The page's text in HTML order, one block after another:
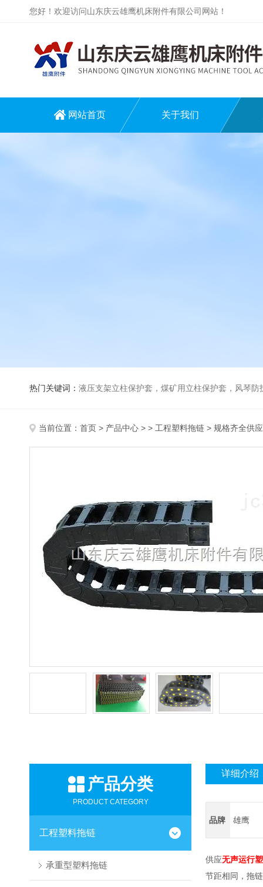
您好！欢迎访问山东庆云雄鹰机床附件有限公司网站！
网站首页 关于我们
热门关键词： 液压支架立柱保护套，煤矿用立柱保护套，风琴
当前位置： 首页 > 产品中心 > > 工程塑料拖链 > 规格齐全供
产品分类
PRODUCT CATEGORY
工程塑料拖链
承重型塑料拖链
详细介绍
品牌 雄鹰
供应无声运行
节距相同，拖